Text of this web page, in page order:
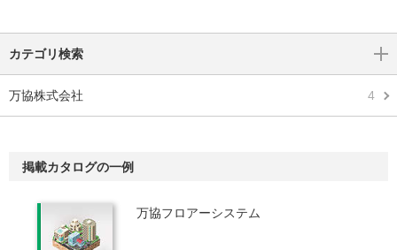
カテゴリ検索
万協株式会社 4
掲載カタログの一例
万協フロアーシステム